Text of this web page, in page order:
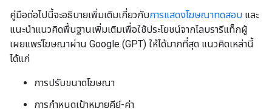
คู่มือต่อไปนี้จะอธิบายเพิ่มเติมเกี่ยวกับการแสดงโฆษณาทดสอบ และ
แนะนำแนวคิดพื้นฐานเพิ่มเติมเพื่อใช้ประโยชน์จากไลบรารีแท็กผู้
เผยแพร่โฆษณาผ่าน Google (GPT) ให้ได้มากที่สุด แนวคิดเหล่านี้
ได้แก่
การปรับขนาดโฆษณา
การกำหนดเป้าหมายคีย์-ค่า